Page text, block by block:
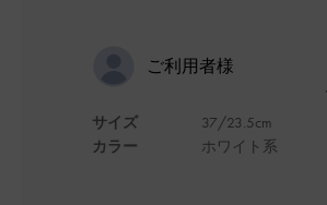
ご利用者様
サイズ
カラー
37/23.5cm
ホワイト系